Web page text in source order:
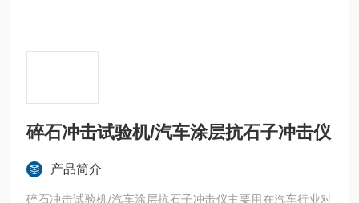
碎石冲击试验机/汽车涂层抗石子冲击仪
产品简介
碎石冲击试验机/汽车涂层抗石子冲击仪主要用在汽车行业对